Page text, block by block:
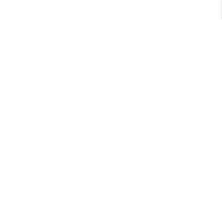
订量同比增长20%。除张家界外，上海
中航班运力持续增加，以及韩